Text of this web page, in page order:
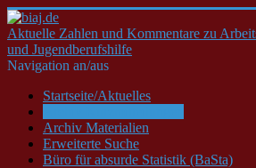
Aktuelle Zahlen und Kommentare zu
und Jugendberufshilfe
Navigation an/aus
Startseite/Aktuelles
Archiv Materialien
Erweiterte Suche
Büro für absurde Statistik (BaSta)